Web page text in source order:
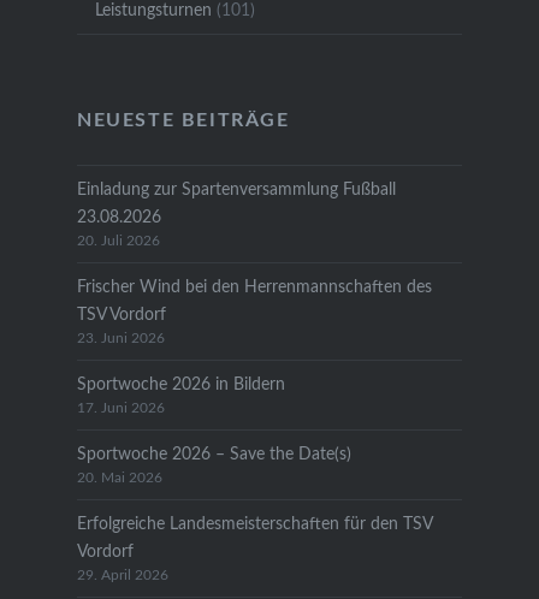
Leistungsturnen (101)
NEUESTE BEITRÄGE
Einladung zur Spartenversammlung Fußball
23.08.2026
20. Juli 2026
Frischer Wind bei den Herrenmannschaften des
TSV Vordorf
23. Juni 2026
Sportwoche 2026 in Bildern
17. Juni 2026
Sportwoche 2026 – Save the Date(s)
20. Mai 2026
Erfolgreiche Landesmeisterschaften für den TSV
Vordorf
29. April 2026